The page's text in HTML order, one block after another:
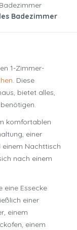
Badezimmer
Badezimmer
1-Zimmer-
. Diese
bietet alles,
komfortablen
einer
Nachttisch
nach einem
eine Essecke
einer
einem
einem